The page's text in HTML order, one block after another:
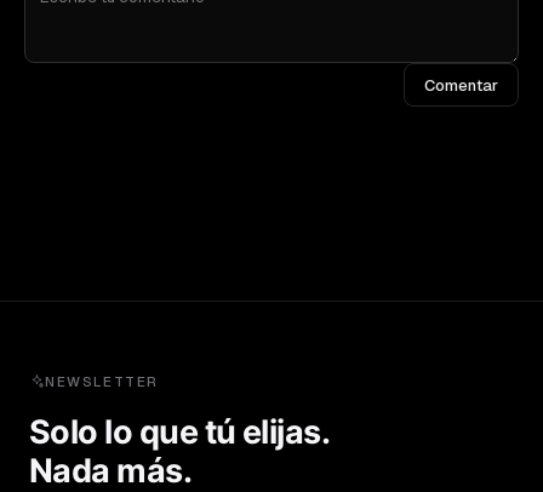
Comentar
NEWSLETTER
Solo lo que tú elijas.
Nada más.